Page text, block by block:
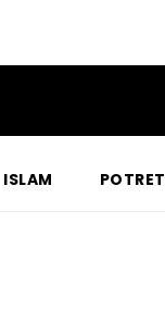
ISLAM POTRET